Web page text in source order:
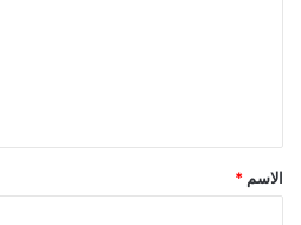
*
الاسم *